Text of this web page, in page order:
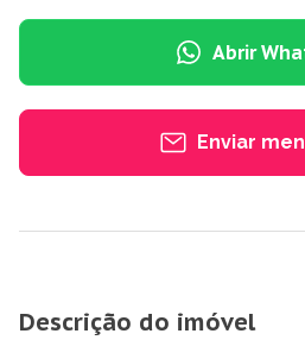
Abrir
Enviar
Descrição do imóvel